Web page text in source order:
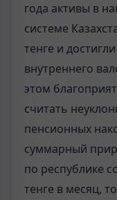
года активы в
системе
тенге и
внутреннего
этом
считать
пенсионных
суммарный
по республике
тенге в месяц,